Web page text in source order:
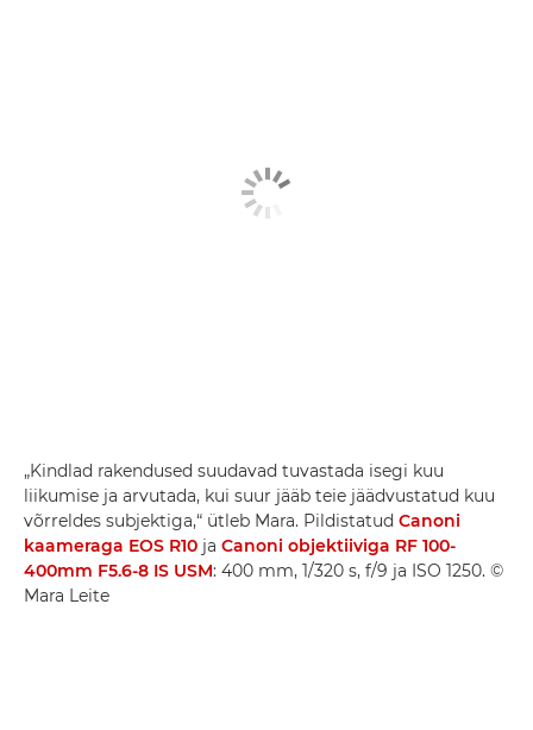
„Kindlad rakendused suudavad tuvastada isegi kuu
liikumise ja arvutada, kui suur jääb teie jäädvustatud kuu
võrreldes subjektiga,“ ütleb Mara. Pildistatud Canoni
kaameraga EOS R10 ja Canoni objektiiviga RF 100-
400mm F5.6-8 IS USM: 400 mm, 1/320 s, f/9 ja ISO 1250. ©
Mara Leite